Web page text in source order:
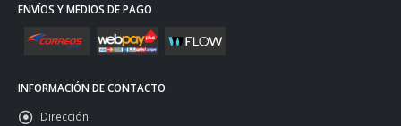
ENVÍOS Y MEDIOS DE PAGO
INFORMACIÓN DE CONTACTO
Dirección: